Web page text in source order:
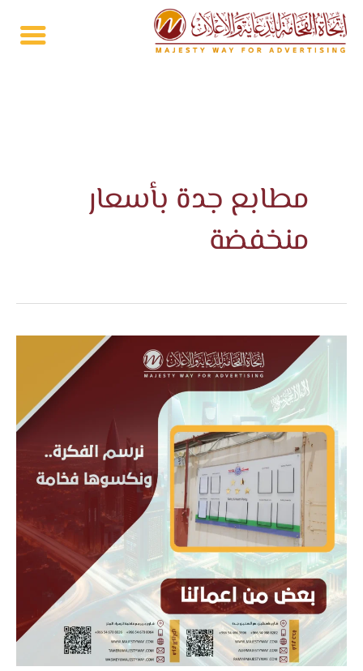
تخطي
إلى
المحتوى
مطابع جدة بأسعار
منخفضة
ارخص
خدمات
اقتصادية